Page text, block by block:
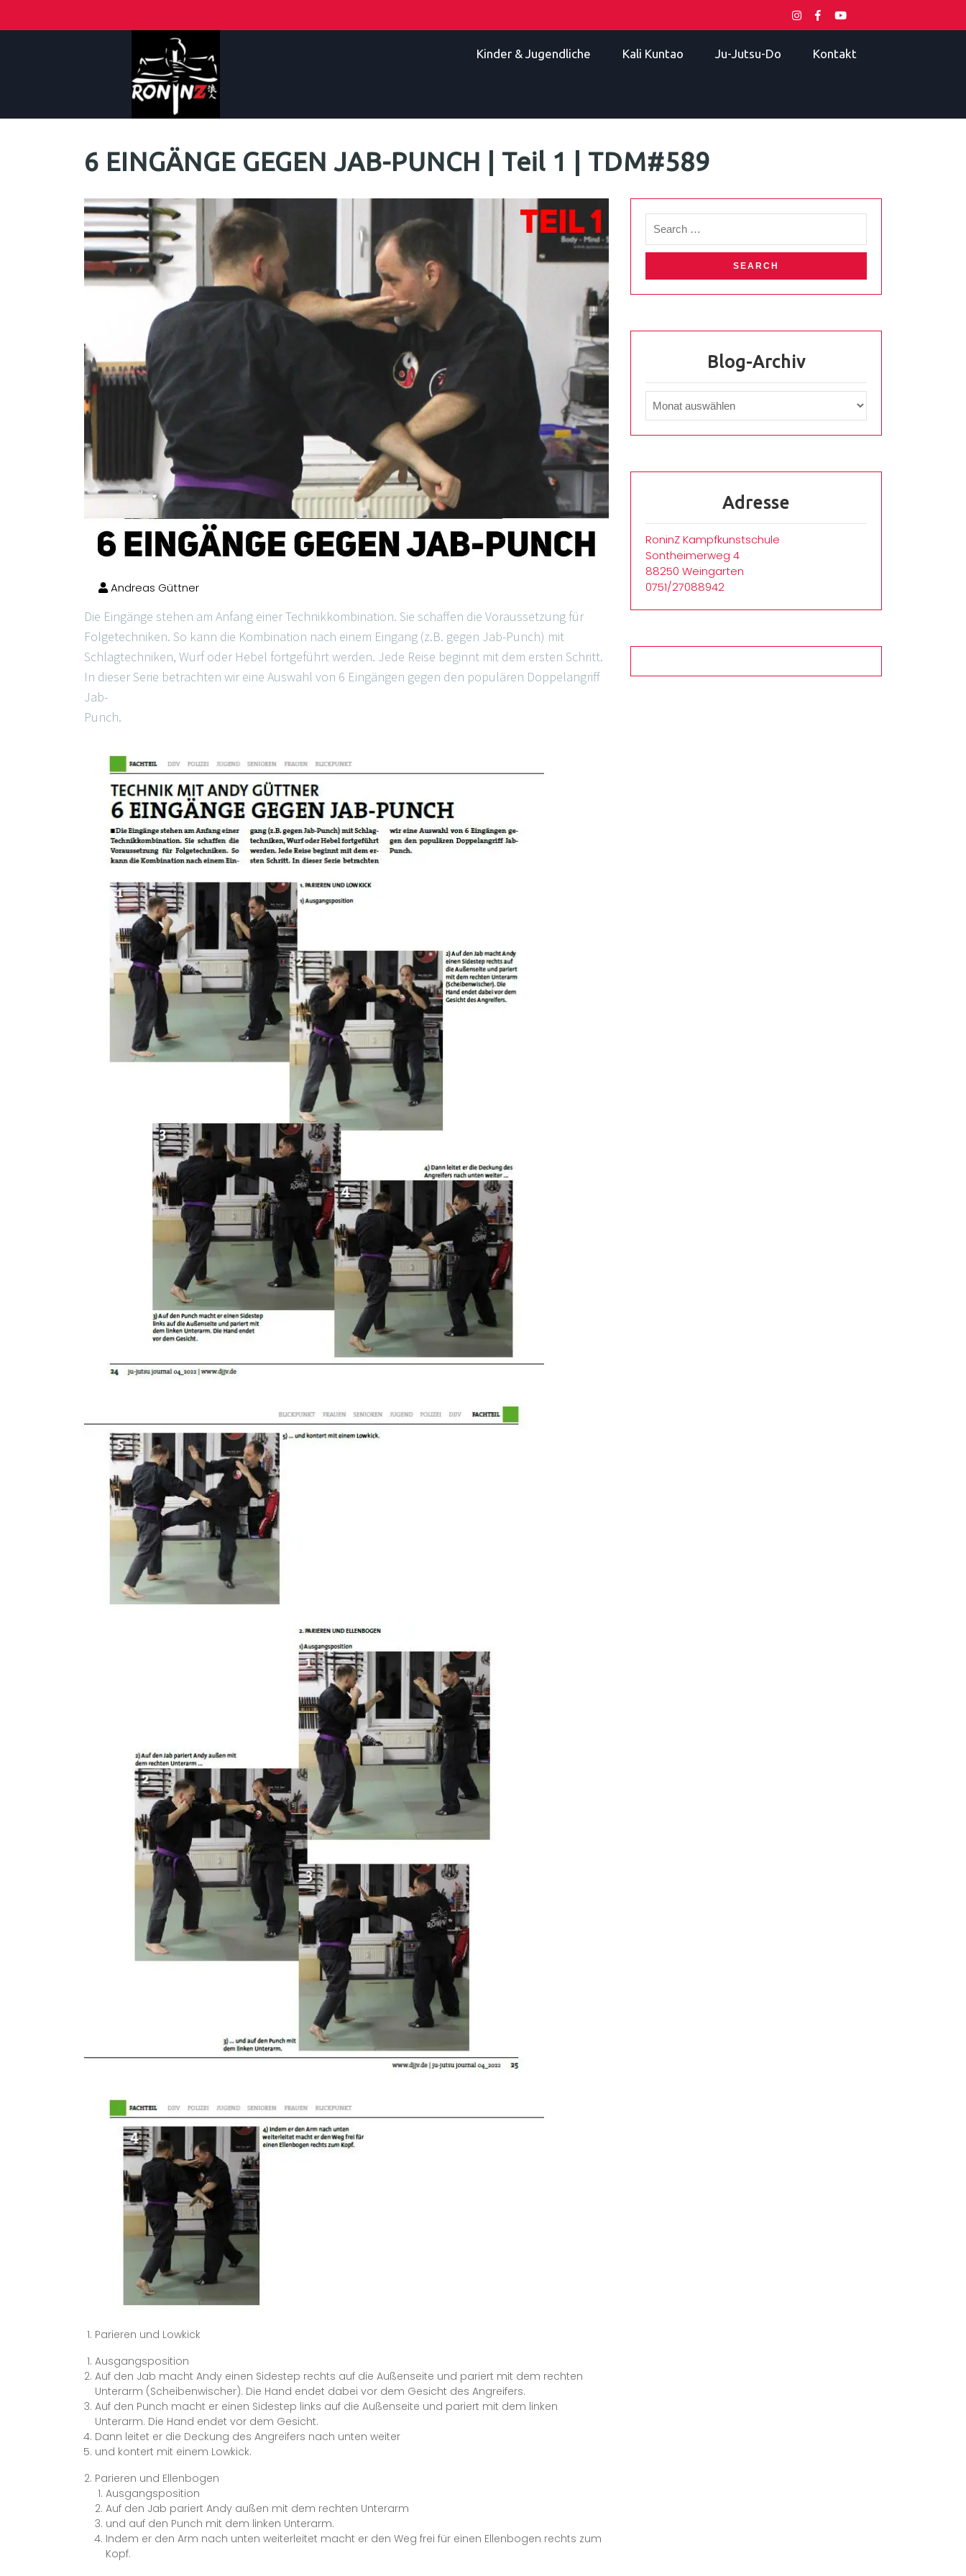
Kinder & Jugendliche Kali Kuntao Ju-Jutsu-Do Kontakt
6 EINGÄNGE GEGEN JAB-PUNCH | Teil 1 | TDM#589
Andreas Güttner
Die Eingänge stehen am Anfang einer Technikkombination. Sie schaffen die Voraussetzung für
Folgetechniken. So kann die Kombination nach einem Eingang (z.B. gegen Jab-Punch) mit
Schlagtechniken, Wurf oder Hebel fortgeführt werden. Jede Reise beginnt mit dem ersten Schritt.
In dieser Serie betrachten wir eine Auswahl von 6 Eingängen gegen den populären Doppelangriff
Jab-
Punch.
Parieren und Lowkick
Ausgangsposition
Auf den Jab macht Andy einen Sidestep rechts auf die Außenseite und pariert mit dem rechten
Unterarm (Scheibenwischer). Die Hand endet dabei vor dem Gesicht des Angreifers.
Auf den Punch macht er einen Sidestep links auf die Außenseite und pariert mit dem linken
Unterarm. Die Hand endet vor dem Gesicht.
Dann leitet er die Deckung des Angreifers nach unten weiter
und kontert mit einem Lowkick.
Parieren und Ellenbogen
Ausgangsposition
Auf den Jab pariert Andy außen mit dem rechten Unterarm
und auf den Punch mit dem linken Unterarm.
Indem er den Arm nach unten weiterleitet macht er den Weg frei für einen Ellenbogen rechts zum
Kopf.
Blog-Archiv
Adresse
RoninZ Kampfkunstschule
Sontheimerweg 4
88250 Weingarten
0751/27088942